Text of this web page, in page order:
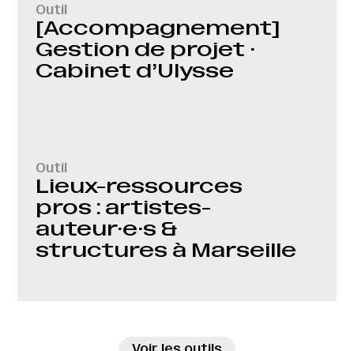
Outil
[Accompagnement]
Gestion de projet ·
Cabinet d’Ulysse
Outil
Lieux-ressources
pros : artistes-
auteur·e·s &
structures à Marseille